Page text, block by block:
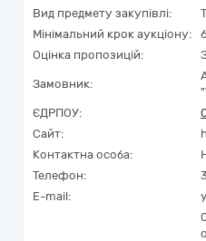
Вид предмету закупівлі:
Мінімальний крок аукціону:
Оцінка пропозицій:
Замовник:
ЄДРПОУ:
Сайт:
Контактна особа:
Телефон:
E-mail: